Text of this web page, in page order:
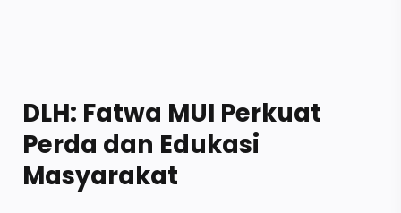
DLH: Fatwa MUI Perkuat
Perda dan Edukasi
Masyarakat